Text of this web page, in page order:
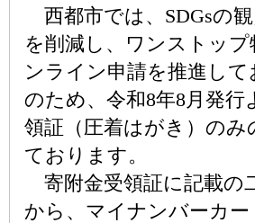
西都市では、SDGsの
を削減し、ワンストップ
ンライン申請を推進し
のため、令和8年8月発行
領証（圧着はがき）のみ
ております。
寄附金受領証に記載の
から、マイナンバーカー